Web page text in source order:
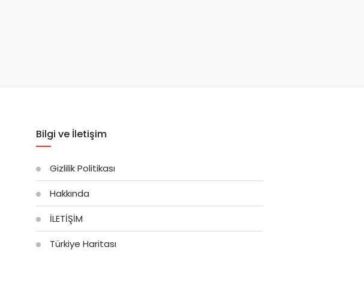
Bilgi ve İletişim
Gizlilik Politikası
Hakkında
İLETİŞİM
Türkiye Haritası